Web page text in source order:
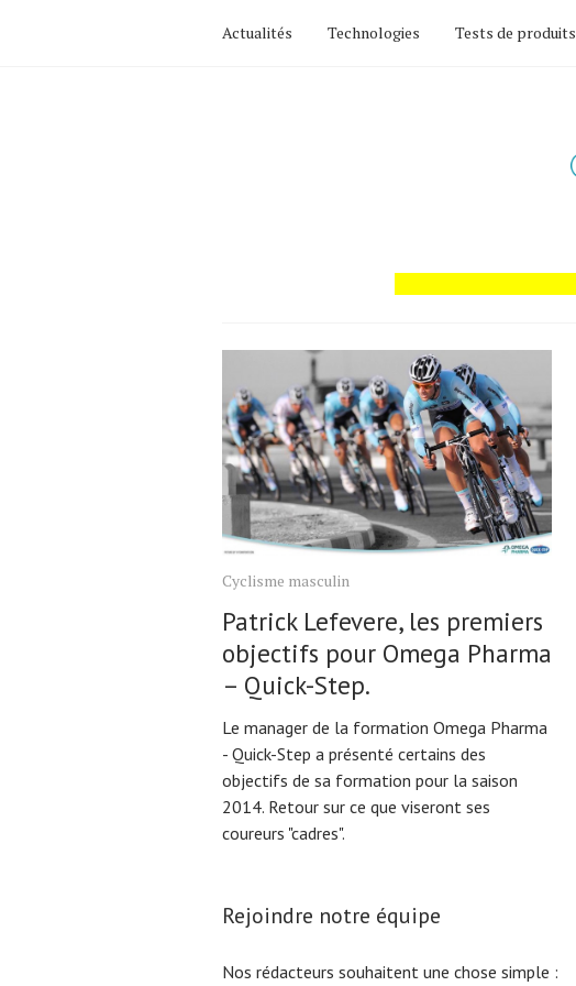
Actualités Technologies Tests de produits
Cyclisme masculin
Patrick Lefevere, les premiers
objectifs pour Omega Pharma
– Quick-Step.
Le manager de la formation Omega Pharma
- Quick-Step a présenté certains des
objectifs de sa formation pour la saison
2014. Retour sur ce que viseront ses
coureurs "cadres".
Rejoindre notre équipe
Nos rédacteurs souhaitent une chose simple :